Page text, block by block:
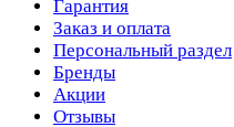
Гарантия
Заказ и оплата
Персональный раздел
Бренды
Акции
Отзывы